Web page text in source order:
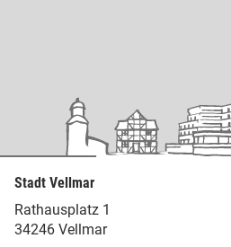
Stadt Vellmar
Rathausplatz 1
34246 Vellmar